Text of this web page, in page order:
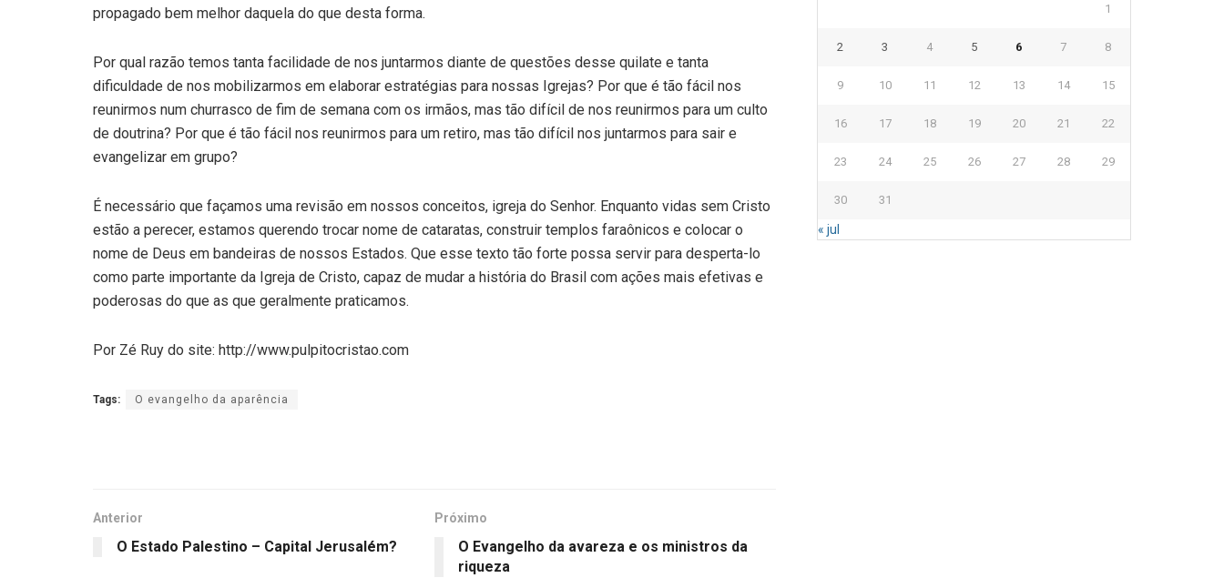
propagado bem melhor daquela do que desta forma.
Por qual razão temos tanta facilidade de nos juntarmos diante de questões desse quilate e tanta
dificuldade de nos mobilizarmos em elaborar estratégias para nossas Igrejas? Por que é tão fácil nos
reunirmos num churrasco de fim de semana com os irmãos, mas tão difícil de nos reunirmos para um culto
de doutrina? Por que é tão fácil nos reunirmos para um retiro, mas tão difícil nos juntarmos para sair e
evangelizar em grupo?
É necessário que façamos uma revisão em nossos conceitos, igreja do Senhor. Enquanto vidas sem Cristo
estão a perecer, estamos querendo trocar nome de cataratas, construir templos faraônicos e colocar o
nome de Deus em bandeiras de nossos Estados. Que esse texto tão forte possa servir para desperta-lo
como parte importante da Igreja de Cristo, capaz de mudar a história do Brasil com ações mais efetivas e
poderosas do que as que geralmente praticamos.
Por Zé Ruy do site: http://www.pulpitocristao.com
Tags: O evangelho da aparência
Anterior
O Estado Palestino – Capital Jerusalém?
Próximo
O Evangelho da avareza e os ministros da
riqueza
1
2 3 4 5 6 7 8
9 10 11 12 13 14 15
16 17 18 19 20 21 22
23 24 25 26 27 28 29
30 31
« jul